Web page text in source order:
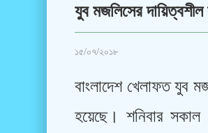
যুব মজলিসের
১৫/০৭/২০১৮
বাংলাদেশ খেলাফত যুব
হয়েছে। শনিবার সকাল